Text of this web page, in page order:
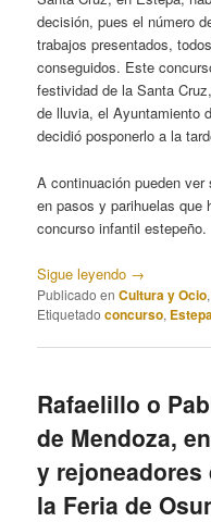
decisión, pues el número
trabajos presentados,
conseguidos. Este
festividad de la Santa
de lluvia, el Ayuntamiento
decidió posponerlo a la
A continuación pueden
en pasos y parihuelas que
concurso infantil estepeño.
Sigue leyendo →
Publicado en Cultura y Ocio
Etiquetado concurso,
Rafaelillo o
de Mendoza,
y rejoneadores
la Feria de